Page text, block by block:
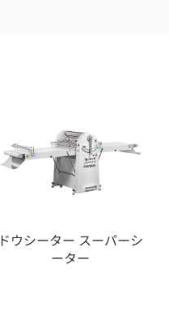
ドウシーター スーパーシ
ーター